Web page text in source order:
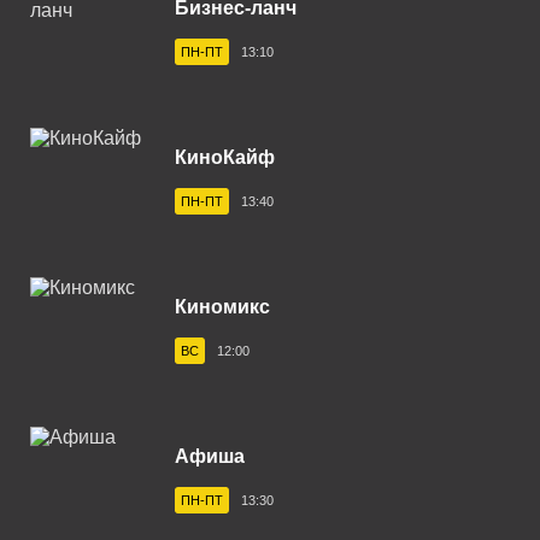
Владимир 102.9 FM
Волгоград 100.6 FM
Волгодонск 100.3 FM
Волхов 107.2 FM
Воркута 102.2 FM
Воткинск 94.1 FM
Вуктыл 100.3 FM
Бизнес-ланч
ПН-ПТ 13:10
КиноКайф
ПН-ПТ 13:40
Киномикс
ВС 12:00
Афиша
ПН-ПТ 13:30